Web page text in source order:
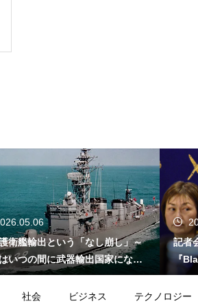
衛艦輸出という「なし崩し」～
いつの間に武器輸出国家になっ
～
記者
『
的懸
社会 ビジネス テクノロジー